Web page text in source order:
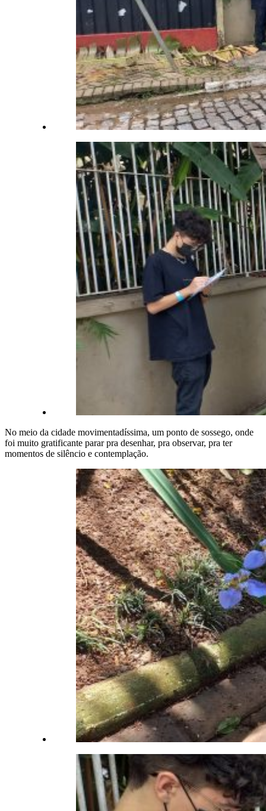
No meio da cidade movimentadíssima, um ponto de sossego, onde
foi muito gratificante parar pra desenhar, pra observar, pra ter
momentos de silêncio e contemplação.